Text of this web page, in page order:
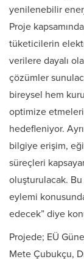
yenilenebilir
Proje
tüketicilerin
verilere dayalı
çözümler
bireysel hem
optimize
hedefleniyor.
bilgiye erişim,
süreçleri
oluşturulacak.
eylemi
edecek” diye
Projede; EÜ
Mete Çubukçu,